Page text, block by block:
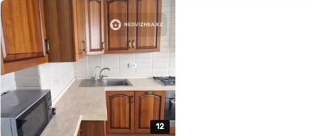
12
12
12
12
12